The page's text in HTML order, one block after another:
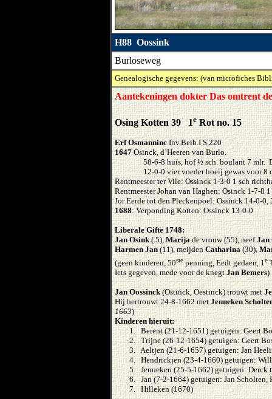
H88 Oossink
Burloseweg
Genealogische gegevens: (van microfiches
Aantekeningen dokter Das omtrent
Osing Kotten 39 1eRot no. 15
Erf OsmannincInv.Beib.I S.220
1647Osinck, d’Heeren van Burlo.
58-6-8 huis, hof ½ sch. boulant 7 mlr.
12-0-0 vier voeder hoeij gewas voor 8
Rentmeester ter Vile: Ossinck 1-3-0 1 sch
Rentmeester Johan van Haghen: Osinck 1-7-8
Jor Eerde tot den Pleckenpoel: Ossinck 14-0-
1688: Verponding Kotten: Ossinck 13-0-0
Liberale Gifte 1748:
Jan Osink(.5),Marijade vrouw (55), neefJan
Harmen Jan (11), meijdenCatharina(30),
(geen kinderen, 50ste penning, Eedt gedaen, 1e
Iets gegeven, mede voor de knegtJan Bemers)
Jan Oossinck(Ostinck, Oestinck) trouwt met
Hij hertrouwt 24-8-1662 metJenneken
1663)
Kinderen hieruit:
1. Berent (21-12-1651) getuigen: Geert
2. Trijne (26-12-1654) getuigen: Geert
3. Aeltjen (21-6-1657) getuigen: Jan
4. Hendrickjen (23-4-1660) getuigen:
5. Jenneken (25-5-1662) getuigen: Derck
6. Jan (7-2-1664) getuigen: Jan
7. Hilleken (1670)